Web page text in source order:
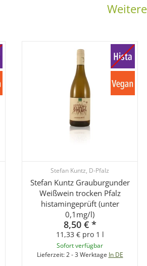
Stefan Kuntz, D-Pfalz
Stefan Kuntz Grauburgunder
Weißwein trocken Pfalz
histamingeprüft (unter
0,1mg/l)
8,50 € *
11,33 € pro 1 l
Sofort verfügbar
Lieferzeit:2 - 3 Werktage In DE